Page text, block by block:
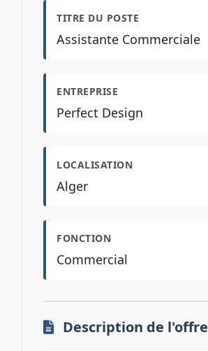
TITRE DU POSTE
Assistante Commerciale
ENTREPRISE
Perfect Design
LOCALISATION
Alger
FONCTION
Commercial
Description de l'offre